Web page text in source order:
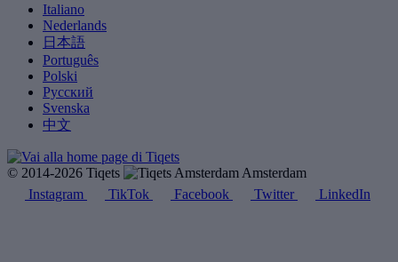
Italiano
Nederlands
日本語
Português
Polski
Русский
Svenska
中文
© 2014-2026 Tiqets
Amsterdam
Instagram
TikTok Facebook Twitter LinkedIn